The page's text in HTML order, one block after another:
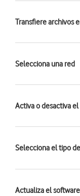
Transfiere archivos
Selecciona una red
Activa o desactiva
Selecciona el tipo
Actualiza el